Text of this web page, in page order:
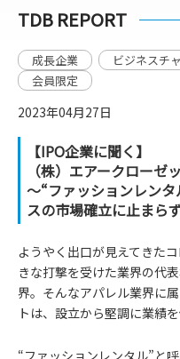
TDB REPORT
成長企業 ビジネスチ
会員限定
2023年04月27日
【IPO企業に聞く】
（株）エアークロー
～“ファッションレン
スの市場確立に止まら
ようやく出口が見えてきた
きな打撃を受けた業界の代
界。そんなアパレル業界に
トは、設立から堅調に業績
“ファッションレンタル”と